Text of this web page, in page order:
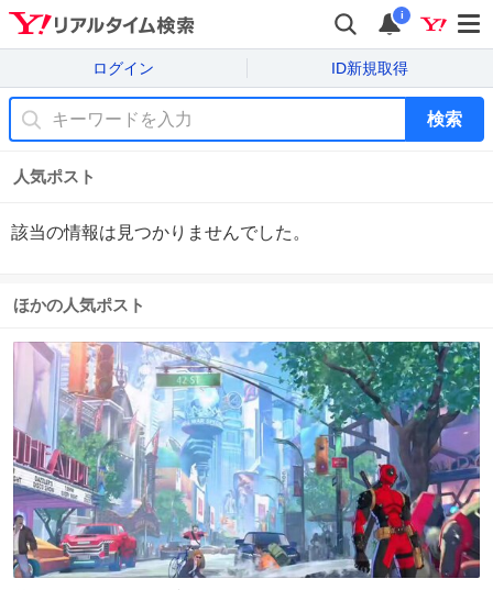
i
ログイン ID新規取得
検索
人気ポスト
該当の情報は見つかりませんでした。
ほかの人気ポスト